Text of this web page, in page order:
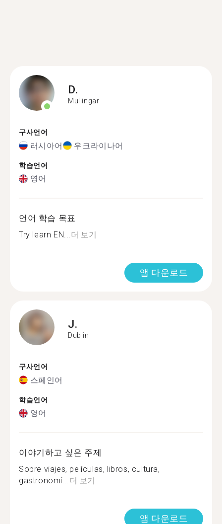
D.
Mullingar
구사언어
러시아어 우크라이나어
학습언어
영어
언어 학습 목표
Try learn EN...더 보기
앱 다운로드
J.
Dublin
구사언어
스페인어
학습언어
영어
이야기하고 싶은 주제
Sobre viajes, películas, libros, cultura,
gastronomí...더 보기
앱 다운로드